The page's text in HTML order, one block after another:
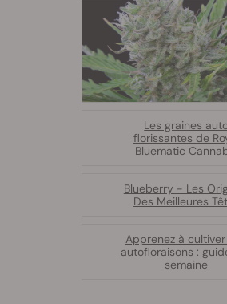
Les graines
florissantes de
Bluematic
Blueberry - Les
Des Meilleures
Apprenez à
autofloraisons :
semaine